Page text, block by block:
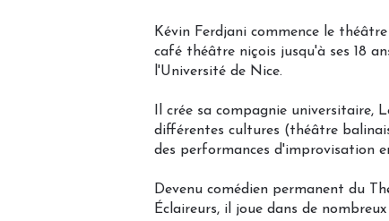
Kévin Ferdjani commence le
café théâtre niçois jusqu'à ses 18
l'Université de Nice.
Il crée sa compagnie universitaire,
différentes cultures (théâtre
des performances d'improvisation
Devenu comédien permanent du
Éclaireurs, il joue dans de